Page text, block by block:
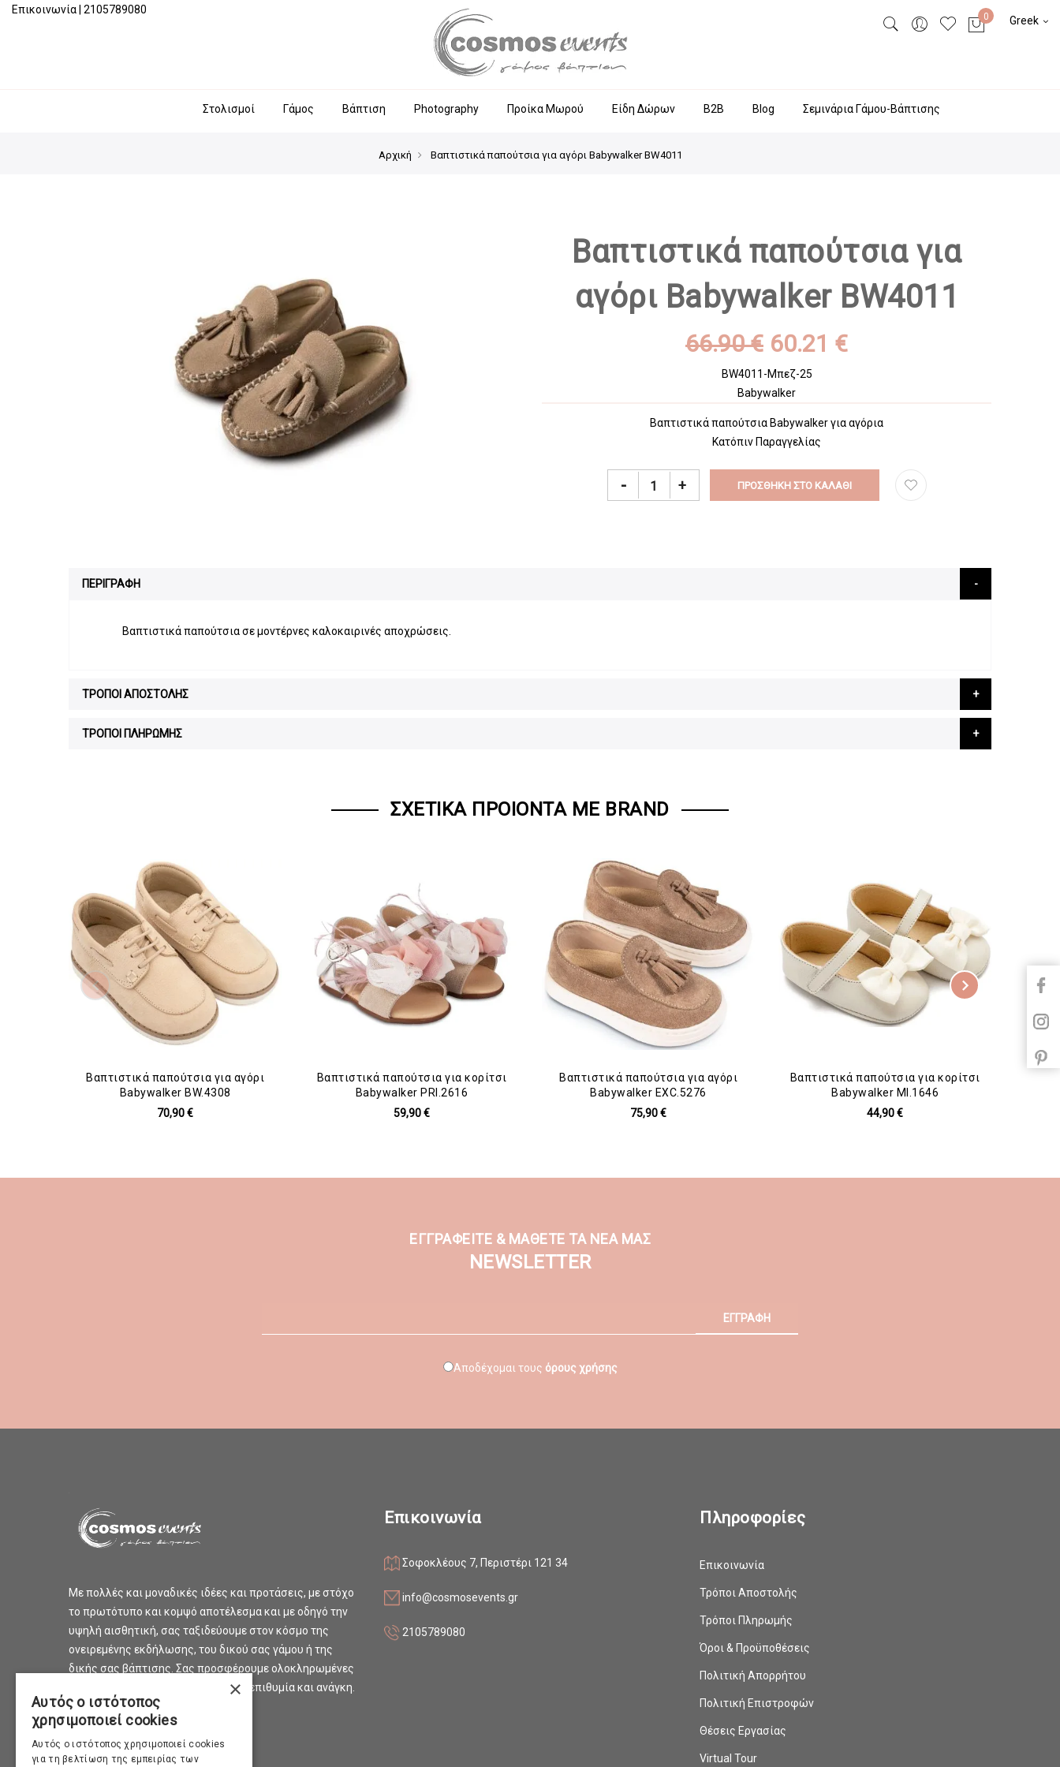
Επικοινωνία 2105789080
Greek
Στολισμοί Γάμος Βάπτιση Photography Προίκα Μωρού Είδη Δώρων Β2Β Blog Σεμινάρια Γάμου-Βάπτισης
Αρχική Βαπτιστικά παπούτσια για αγόρι Babywalker BW4011
Βαπτιστικά παπούτσια για
αγόρι Babywalker BW4011
60.21 €
66.90 €
BW4011-Μπεζ-25
Babywalker
Βαπτιστικά παπούτσια Babywalker για αγόρια
Κατόπιν Παραγγελίας
- + ΠΡΟΣΘΉΚΗ ΣΤΟ ΚΑΛΆΘΙ
ΠΕΡΙΓΡΑΦΗ
Βαπτιστικά παπούτσια σε μοντέρνες καλοκαιρινές αποχρώσεις.
ΤΡΟΠΟΙ ΑΠΟΣΤΟΛΗΣ
ΤΡΟΠΟΙ ΠΛΗΡΩΜΗΣ
ΣΧΕΤΙΚΆ ΠΡΟΙΌΝΤΑ ΜΕ BRAND
Βαπτιστικά παπούτσια για αγόρι
Babywalker BW.4308
70,90 €
Βαπτιστικά παπούτσια για κορίτσι
Babywalker PRI.2616
59,90 €
Βαπτιστικά παπούτσια για αγόρι
Babywalker EXC.5276
75,90 €
Βαπτιστικά παπούτσια για κορίτσι
Babywalker MI.1646
44,90 €
ΕΓΓΡΑΦΕΙΤΕ & ΜΑΘΕΤΕ ΤΑ ΝΕΑ ΜΑΣ
NEWSLETTER
ΕΓΓΡΑΦΗ
Αποδέχομαι τους όρους χρήσης
Με πολλές και μοναδικές ιδέες και προτάσεις, με στόχο
το πρωτότυπο και κομψό αποτέλεσμα και με οδηγό την
υψηλή αισθητική, σας ταξιδεύουμε στον κόσμο της
ονειρεμένης εκδήλωσης, του δικού σας γάμου ή της
δικής σας βάπτισης. Σας προσφέρουμε ολοκληρωμένες
προτάσεις και λύσεις για κάθε σας επιθυμία και ανάγκη.
Επικοινωνία
Σοφοκλέους 7, Περιστέρι 121 34
info@cosmosevents.gr
2105789080
Πληροφορίες
Επικοινωνία
Τρόποι Αποστολής
Τρόποι Πληρωμής
Όροι & Προϋποθέσεις
Πολιτική Απορρήτου
Πολιτική Επιστροφών
Θέσεις Εργασίας
Virtual Tour
×
Αυτός ο ιστότοπος
χρησιμοποιεί cookies
Αυτός ο ιστότοπος χρησιμοποιεί cookies
για τη βελτίωση της εμπειρίας των